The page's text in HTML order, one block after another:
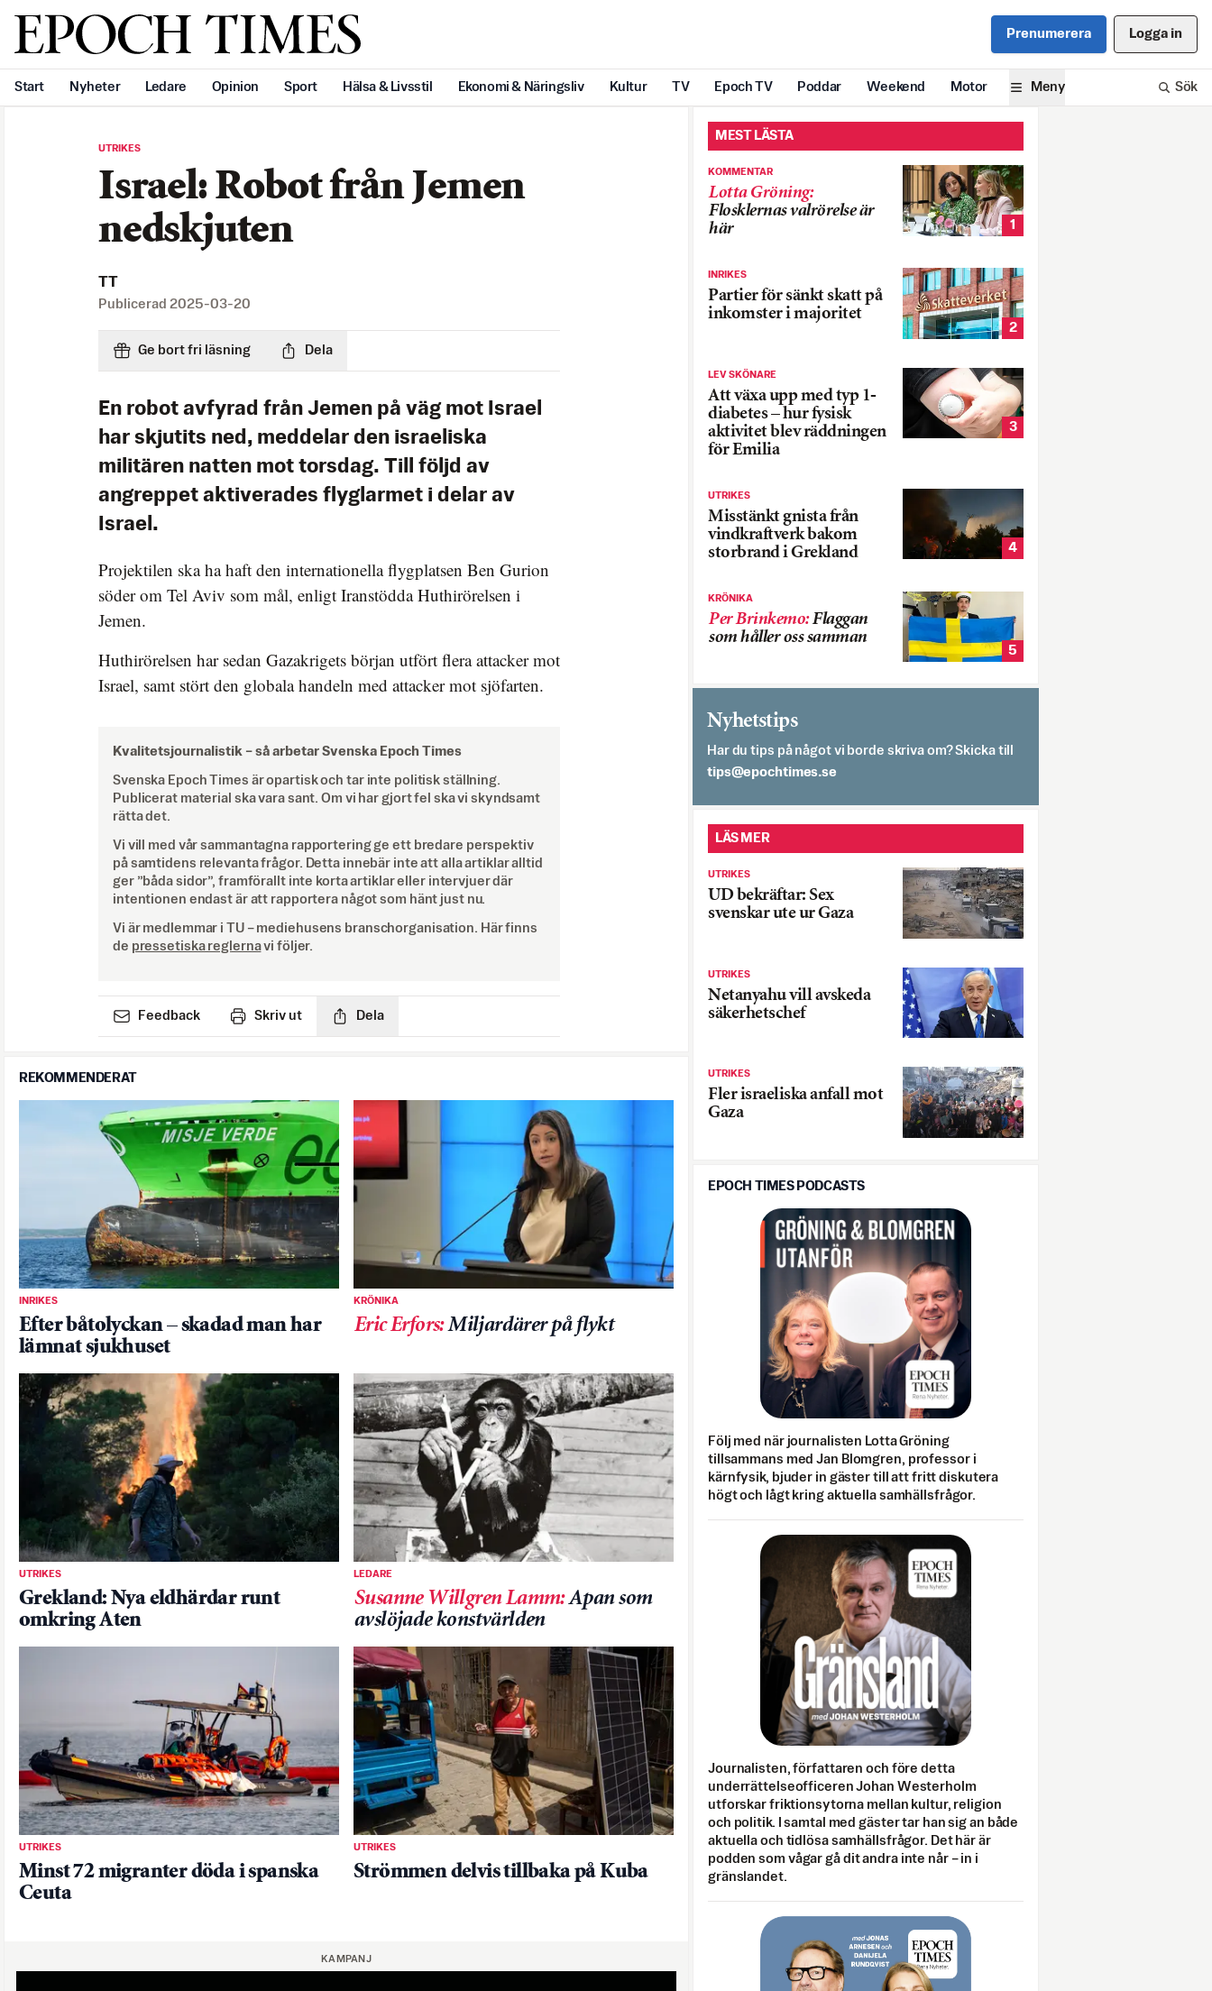
Svenska Epoch Times Prenumerera Logga in
Start Nyheter Ledare Opinion Sport Hälsa & Livsstil Ekonomi & Näringsliv Kultur TV Epoch TV Poddar Weekend Motor Meny Sök
UTRIKES
Israel: Robot från Jemen
nedskjuten
TT
Publicerad 2025-03-20
Ge bort fri läsning Dela
En robot avfyrad från Jemen på väg mot Israel
har skjutits ned, meddelar den israeliska
militären natten mot torsdag. Till följd av
angreppet aktiverades flyglarmet i delar av
Israel.
Projektilen ska ha haft den internationella flygplatsen Ben Gurion
söder om Tel Aviv som mål, enligt Iranstödda Huthirörelsen i
Jemen.
Huthirörelsen har sedan Gazakrigets början utfört flera attacker mot
Israel, samt stört den globala handeln med attacker mot sjöfarten.
Kvalitetsjournalistik – så arbetar Svenska Epoch Times
Svenska Epoch Times är opartisk och tar inte politisk ställning.
Publicerat material ska vara sant. Om vi har gjort fel ska vi skyndsamt
rätta det.
Vi vill med vår sammantagna rapportering ge ett bredare perspektiv
på samtidens relevanta frågor. Detta innebär inte att alla artiklar alltid
ger ”båda sidor”, framförallt inte korta artiklar eller intervjuer där
intentionen endast är att rapportera något som hänt just nu.
Vi är medlemmar i TU – mediehusens branschorganisation. Här finns
de pressetiska reglernavi följer.
Feedback Skriv ut Dela
REKOMMENDERAT
INRIKES
Efter båtolyckan – skadad man har
lämnat sjukhuset
KRÖNIKA
Eric Erfors:Miljardärer på flykt
UTRIKES
Grekland: Nya eldhärdar runt
omkring Aten
LEDARE
Susanne Willgren Lamm:Apan som
avslöjade konstvärlden
UTRIKES
Minst 72 migranter döda i spanska
Ceuta
UTRIKES
Strömmen delvis tillbaka på Kuba
KAMPANJ
MEST LÄSTA
KOMMENTAR
Lotta Gröning:
Flosklernas valrörelse är
här
1
INRIKES
Partier för sänkt skatt på
inkomster i majoritet
2
LEV SKÖNARE
Att växa upp med typ 1-
diabetes – hur fysisk
aktivitet blev räddningen
för Emilia
3
UTRIKES
Misstänkt gnista från
vindkraftverk bakom
storbrand i Grekland
4
KRÖNIKA
Per Brinkemo:Flaggan
som håller oss samman
5
Nyhetstips
Har du tips på något vi borde skriva om? Skicka till
es.semithcope@spit
LÄS MER
UTRIKES
UD bekräftar: Sex
svenskar ute ur Gaza
UTRIKES
Netanyahu vill avskeda
säkerhetschef
UTRIKES
Fler israeliska anfall mot
Gaza
EPOCH TIMES PODCASTS
Följ med när journalisten Lotta Gröning
tillsammans med Jan Blomgren, professor i
kärnfysik, bjuder in gäster till att fritt diskutera
högt och lågt kring aktuella samhällsfrågor.
Journalisten, författaren och före detta
underrättelseofficeren Johan Westerholm
utforskar friktionsytorna mellan kultur, religion
och politik. I samtal med gäster tar han sig an både
aktuella och tidlösa samhällsfrågor. Det här är
podden som vågar gå dit andra inte når – in i
gränslandet.